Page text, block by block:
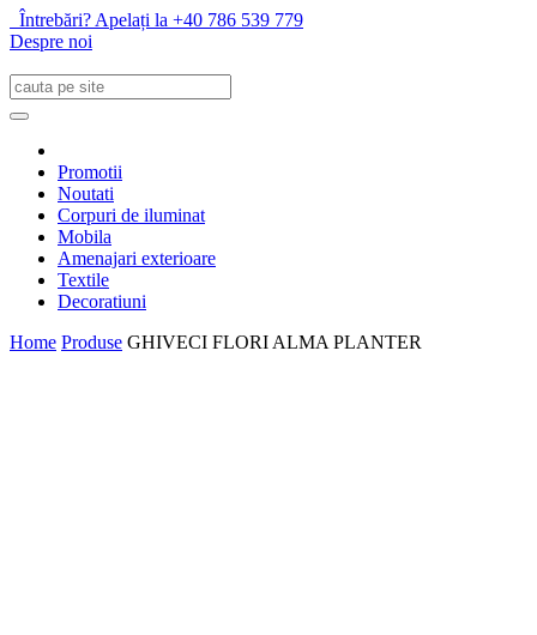
Întrebări? Apelați la +40 786 539 779
Despre noi
Promotii
Noutati
Corpuri de iluminat
Mobila
Amenajari exterioare
Textile
Decoratiuni
Home Produse GHIVECI FLORI ALMA PLANTER